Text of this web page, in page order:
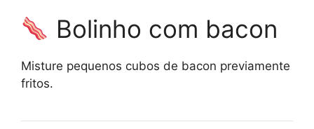
Bolinho com bacon
Misture pequenos cubos de bacon previamente
fritos.